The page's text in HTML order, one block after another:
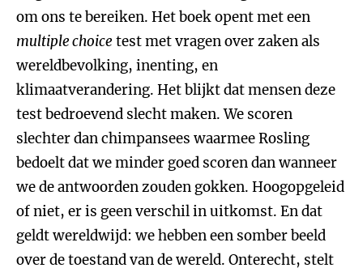
om ons te bereiken. Het boek opent met een
multiple choice test met vragen over zaken als
wereldbevolking, inenting, en
klimaatverandering. Het blijkt dat mensen deze
test bedroevend slecht maken. We scoren
slechter dan chimpansees waarmee Rosling
bedoelt dat we minder goed scoren dan wanneer
we de antwoorden zouden gokken. Hoogopgeleid
of niet, er is geen verschil in uitkomst. En dat
geldt wereldwijd: we hebben een somber beeld
over de toestand van de wereld. Onterecht, stelt